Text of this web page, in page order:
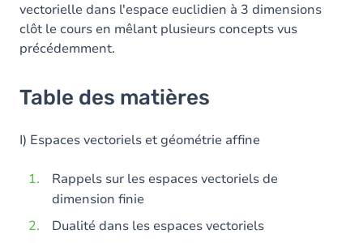
vectorielle dans l'espace euclidien à 3 dimensions
clôt le cours en mêlant plusieurs concepts vus
précédemment.
Table des matières
I) Espaces vectoriels et géométrie affine
Rappels sur les espaces vectoriels de
dimension finie
Dualité dans les espaces vectoriels